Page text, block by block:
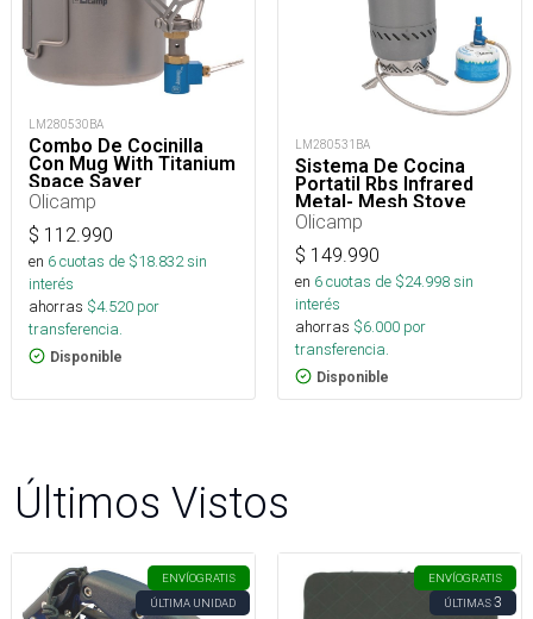
LM280530BA
Combo De Cocinilla
Con Mug With Titanium
Space Saver
Olicamp
$ 112.990
en 6cuotas de $18.832sin
interés
ahorras $4.520 por
transferencia.
Disponible
LM280531BA
Sistema De Cocina
Portatil Rbs Infrared
Metal- Mesh Stove
Olicamp
$ 149.990
en 6cuotas de $24.998sin
interés
ahorras $6.000 por
transferencia.
Disponible
Últimos Vistos
ENVÍOGRATIS
ÚLTIMA UNIDAD
ENVÍOGRATIS
ÚLTIMAS3